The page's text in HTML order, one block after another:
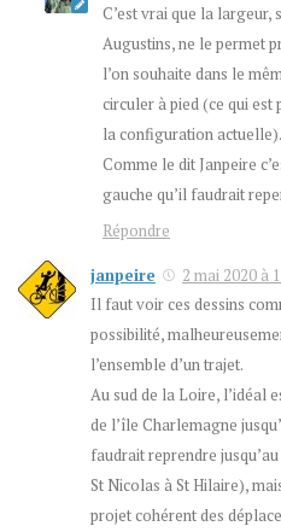
C’est vrai que la largeur,
Augustins, ne le permet
l’on souhaite dans le
circuler à pied (ce qui
la configuration actuelle).
Comme le dit Janpeire
gauche qu’il faudrait
Répondre
janpeire
2 mai 2020 à
Il faut voir ces dessins
possibilité,
l’ensemble d’un trajet.
Au sud de la Loire, l’idéal
de l’île Charlemagne
faudrait reprendre
St Nicolas à St Hilaire),
projet cohérent des